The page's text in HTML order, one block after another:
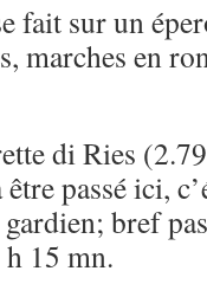
fait sur un
marches en
di Ries
passé ici,
bref
15 mn.